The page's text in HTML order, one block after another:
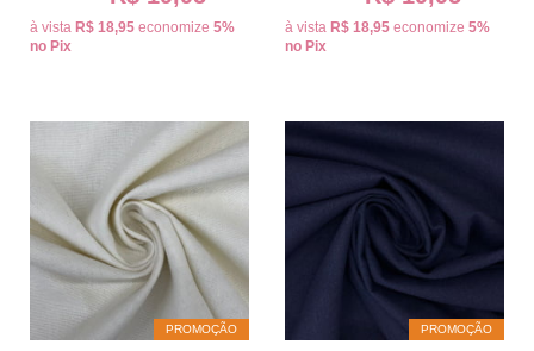
à vista R$ 18,95 economize 5%
no Pix
à vista R$ 18,95 economize 5%
no Pix
PROMOÇÃO PROMOÇÃO